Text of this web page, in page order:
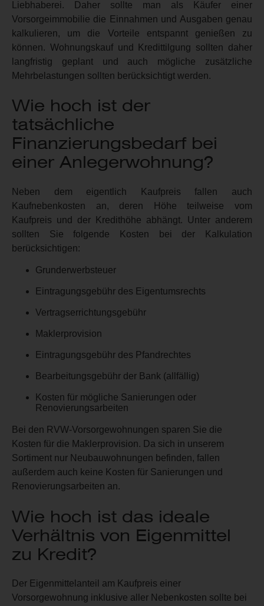
Liebhaberei. Daher sollte man als Käufer einer
Vorsorgeimmobilie die Einnahmen und Ausgaben genau
kalkulieren, um die Vorteile entspannt genießen zu
können. Wohnungskauf und Kredittilgung sollten daher
langfristig geplant und auch mögliche zusätzliche
Mehrbelastungen sollten berücksichtigt werden.
Wie hoch ist der
tatsächliche
Finanzierungsbedarf bei
einer Anlegerwohnung?
Neben dem eigentlich Kaufpreis fallen auch
Kaufnebenkosten an, deren Höhe teilweise vom
Kaufpreis und der Kredithöhe abhängt. Unter anderem
sollten Sie folgende Kosten bei der Kalkulation
berücksichtigen:
Grunderwerbsteuer
Eintragungsgebühr des Eigentumsrechts
Vertragserrichtungsgebühr
Maklerprovision
Eintragungsgebühr des Pfandrechtes
Bearbeitungsgebühr der Bank (allfällig)
Kosten für mögliche Sanierungen oder
Renovierungsarbeiten
Bei den RVW-Vorsorgewohnungen sparen Sie die
Kosten für die Maklerprovision. Da sich in unserem
Sortiment nur Neubauwohnungen befinden, fallen
außerdem auch keine Kosten für Sanierungen und
Renovierungsarbeiten an.
Wie hoch ist das ideale
Verhältnis von Eigenmittel
zu Kredit?
Der Eigenmittelanteil am Kaufpreis einer
Vorsorgewohnung inklusive aller Nebenkosten sollte bei